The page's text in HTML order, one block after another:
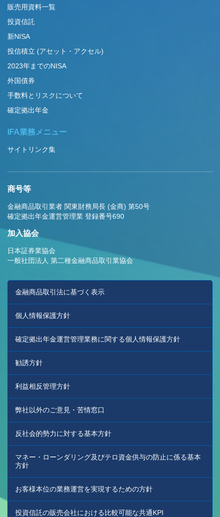
販売用資料一覧
投資信託
新NISA
投信積立 (アセット・アクセル)
2023年までのNISA
外国債券
手数料とリスクについて
確定拠出年金
IFA業務メニュー
サイトリンク集
商号等
金融商品取引業者 関東財務局長 (金商) 第50号
確定拠出年金運営管理業 登録番号690
加入協会
日本証券業協会
一般社団法人 第二種金融商品取引業協会
金融商品取引法に基づく表示
個人情報保護方針
確定拠出年金運営管理業務に関する個人情報保護方針
勧誘方針
利益相反管理方針
弊社以外のご意見・苦情窓口
反社会的勢力に対する基本方針
マネー・ローンダリング及びテロ資金供与の防止に係る基本
方針
お客様本位の業務運営を実現するための方針
投資信託の販売会社における比較可能な共通KPI